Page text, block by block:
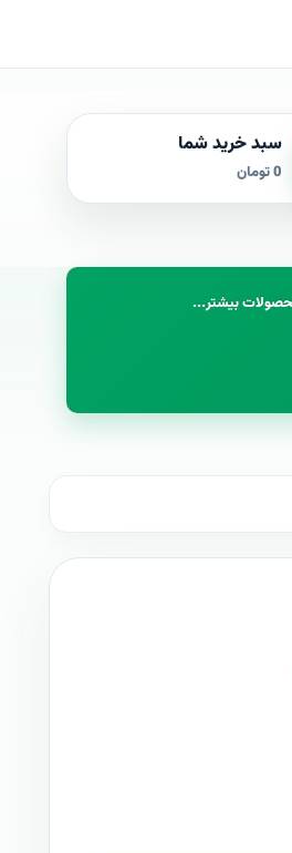
سبد خرید شما
0 تومان
بیشتر...